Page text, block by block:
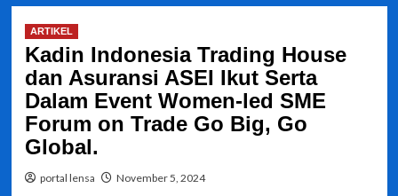
ARTIKEL
Kadin Indonesia Trading House
dan Asuransi ASEI Ikut Serta
Dalam Event Women-led SME
Forum on Trade Go Big, Go
Global.
portal lensa November 5, 2024